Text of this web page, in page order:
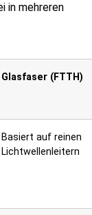
in mehreren
Glasfaser (FTTH)
Basiert auf reinen
Lichtwellenleitern